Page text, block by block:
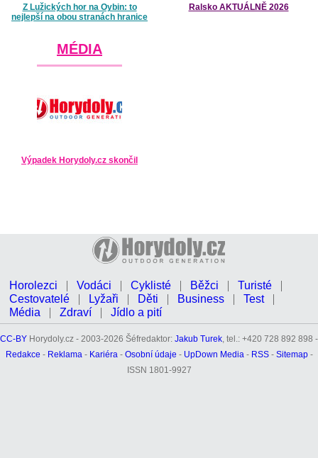
Z Lužických hor na Oybin: to
nejlepší na obou stranách hranice
Ralsko AKTUÁLNĚ 2026
MÉDIA
Výpadek Horydoly.cz skončil
Horolezci Vodáci Cyklisté Běžci
Turisté
Cestovatelé
Lyžaři Děti Business
Test
Média
Zdraví Jídlo a pití
CC-BY Horydoly.cz - 2003-2026 Šéfredaktor: Jakub Turek , tel.: +420 728 892 898 -
Redakce - Reklama - Kariéra - Osobní údaje - UpDown Media - RSS- Sitemap-
ISSN 1801-9927